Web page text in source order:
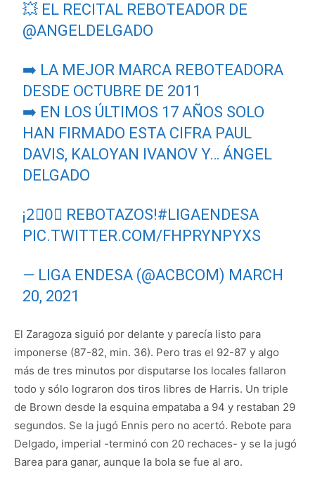
💥 EL RECITAL REBOTEADOR DE
@ANGELDELGADO
➡️ LA MEJOR MARCA REBOTEADORA
DESDE OCTUBRE DE 2011
➡️ EN LOS ÚLTIMOS 17 AÑOS SOLO
HAN FIRMADO ESTA CIFRA PAUL
DAVIS, KALOYAN IVANOV Y… ÁNGEL
DELGADO
¡2⃣0⃣ REBOTAZOS!#LIGAENDESA
PIC.TWITTER.COM/FHPRYNPYXS
— LIGA ENDESA (@ACBCOM) MARCH
20, 2021
El Zaragoza siguió por delante y parecía listo para
imponerse (87-82, min. 36). Pero tras el 92-87 y algo
más de tres minutos por disputarse los locales fallaron
todo y sólo lograron dos tiros libres de Harris. Un triple
de Brown desde la esquina empataba a 94 y restaban 29
segundos. Se la jugó Ennis pero no acertó. Rebote para
Delgado, imperial -terminó con 20 rechaces- y se la jugó
Barea para ganar, aunque la bola se fue al aro.